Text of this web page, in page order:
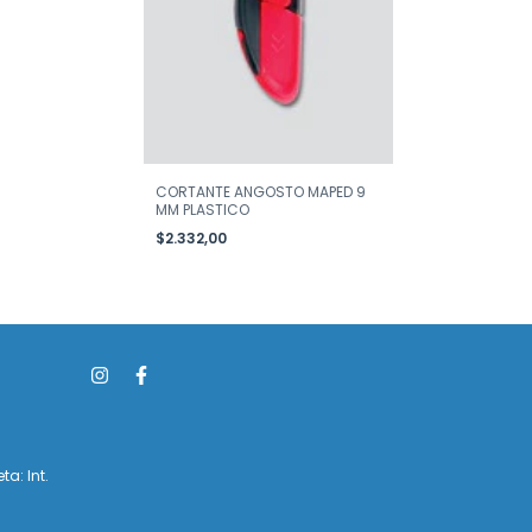
CORTANTE ANGOSTO MAPED 9
MM PLASTICO
$2.332,00
Int.